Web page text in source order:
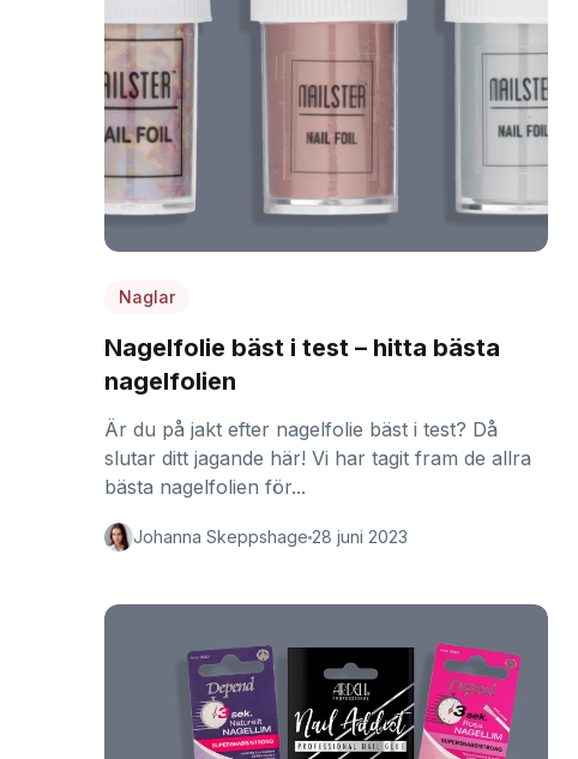
Naglar
Nagelfolie bäst i test – hitta bästa
nagelfolien
Är du på jakt efter nagelfolie bäst i test? Då
slutar ditt jagande här! Vi har tagit fram de allra
bästa nagelfolien för...
Johanna Skeppshage 28 juni 2023